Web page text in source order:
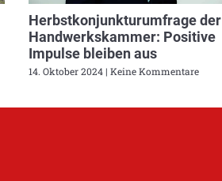
Herbstkonjunkturumfrage der
Handwerkskammer: Positive
Impulse bleiben aus
14. Oktober 2024 Keine Kommentare